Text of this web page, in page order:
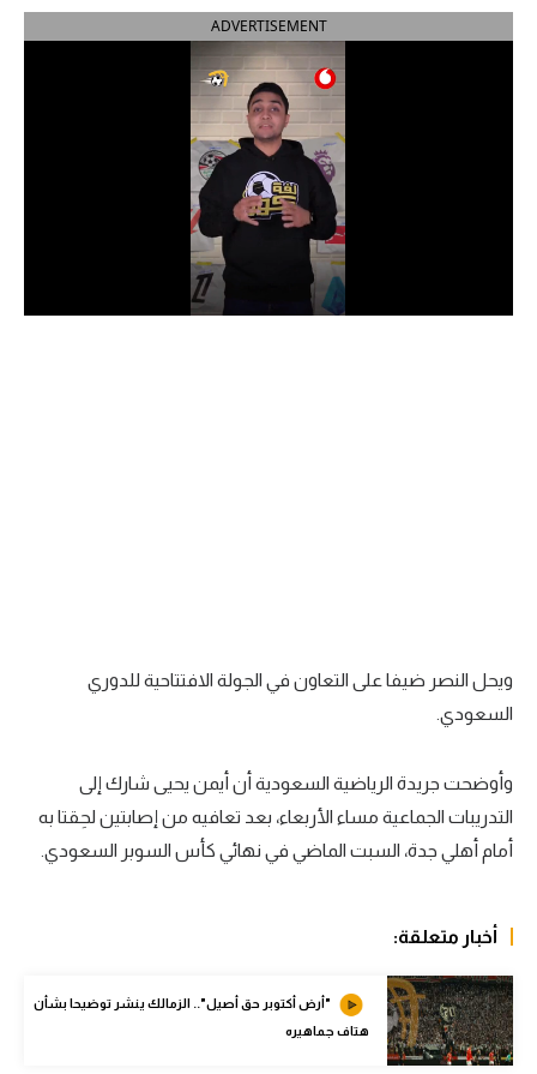
الدوري السعودي للمحترفين
الدوري الإنجليزي
الدوري الإسباني
القسم الثاني
رياضات أخرى
أمم إفريقيا
ADVERTISEMENT
ويحل النصر ضيفا على التعاون في الجولة الافتتاحية للدوري
السعودي.
وأوضحت جريدة الرياضية السعودية أن أيمن يحيى شارك إلى
التدريبات الجماعية مساء الأربعاء، بعد تعافيه من إصابتين لحِقتا به
أمام أهلي جدة، السبت الماضي في نهائي كأس السوبر السعودي.
أخبار متعلقة:
"أرض أكتوبر حق أصيل".. الزمالك ينشر توضيحا بشأن
هتاف جماهيره